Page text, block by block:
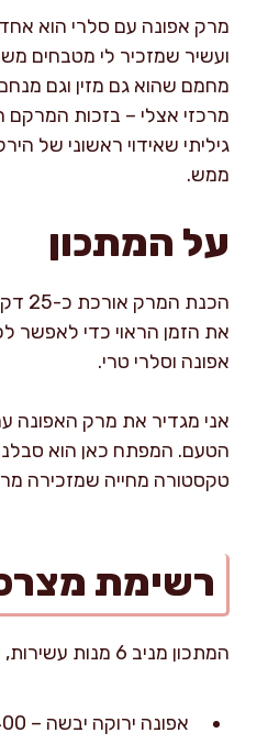
מרק אפונה עם סלרי הוא
ועשיר שמזכיר לי מטבחים
מחמם שהוא גם מזין וגם
מרכזי אצלי – בזכות המרקם
גיליתי שאידוי ראשוני של
ממש.
על המתכון
את הזמן הראוי כדי לאפשר
אפונה וסלרי טרי.
אני מגדיר את מרק האפונה עם
הטעם. המפתח כאן הוא
טקסטורה מחייה שמזכירה
רשימת
המתכון מניב 6 מנות עשירות, שכל אחת מהן בגודל כ-350 מיליליטר.
אפונה ירוקה יבשה – 400 גרם (יש להשרות לפחות 4 שעות במים קרים לספיחה מיטבית – סינון לאחר ההשריה)